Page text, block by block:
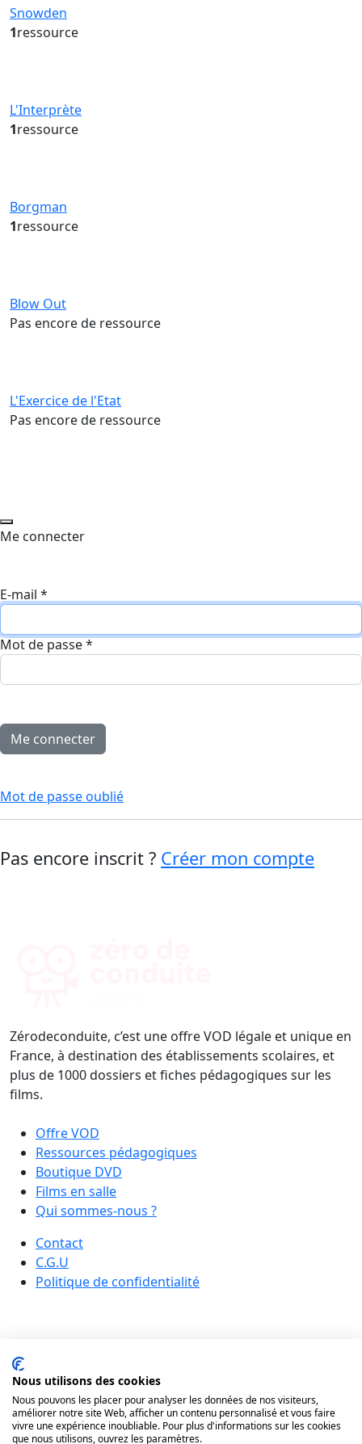
Snowden
1ressource
L'Interprète
1ressource
Borgman
1ressource
Blow Out
Pas encore de ressource
L'Exercice de l'Etat
Pas encore de ressource
Me connecter
E-mail *
Mot de passe*
Mot de passe oublié
Pas encore inscrit ? Créer mon compte
Zérodeconduite, c’est une offre VOD légale et unique en
France, à destination des établissements scolaires, et
plus de 1000 dossiers et fiches pédagogiques sur les
films.
Offre VOD
Ressources pédagogiques
Boutique DVD
Films en salle
Qui sommes-nous ?
Contact
C.G.U
Politique de confidentialité
Nous utilisons des cookies
Nous pouvons les placer pour analyser les données de nos visiteurs,
améliorer notre site Web, afficher un contenu personnalisé et vous faire
vivre une expérience inoubliable. Pour plus d'informations sur les cookies
que nous utilisons, ouvrez les paramètres.